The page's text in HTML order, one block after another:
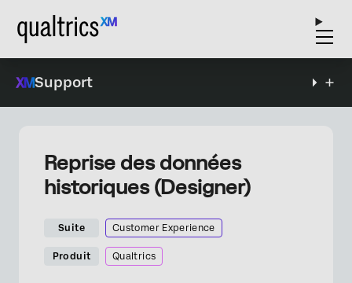
Support
Reprise des données
historiques (Designer)
Suite Customer Experience
Produit Qualtrics